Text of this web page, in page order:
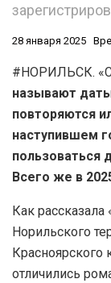
28 января 2025
#НОРИЛЬСК.
называют
повторяются
наступившем
пользоваться
Всего же в
Как
Норильского
Красноярского
отличились